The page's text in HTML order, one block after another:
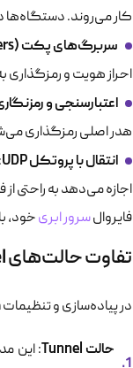
کار می‌روند. دستگاه‌ها
سربرگ‌های پکت (Packet headers)
احراز هویت و
اعتبارسنجی و
هدر اصلی رمزگذاری
انتقال با پروتکل UDP
فایروالسرور ابریخود،
تفاوت حالت‌های Tunnel و Transport
در پیاده‌سازی و تنظیمات ipsec vpn، دو حالت اصلی وجود دارد که بسته به نیاز شبکه انتخاب می‌شوند:
حالت Tunnel
: این